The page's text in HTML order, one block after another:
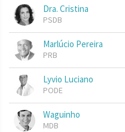
Dra. Cristina
PSDB
Marlúcio Pereira
PRB
Lyvio Luciano
PODE
Waguinho
MDB